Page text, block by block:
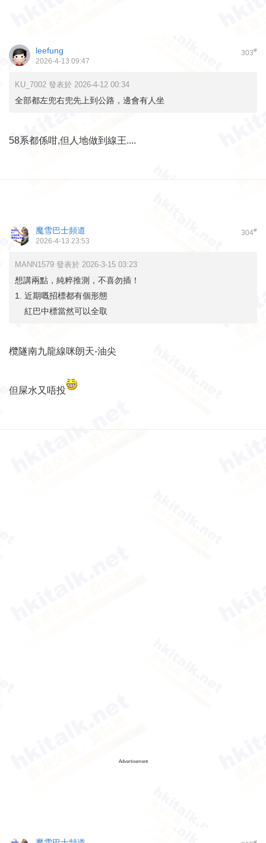
303#
leefung
2026-4-13 09:47
KU_7002 發表於 2026-4-12 00:34
全部都左兜右兜先上到公路，邊會有人坐
58系都係咁,但人地做到線王....
304#
魔雪巴士頻道
2026-4-13 23:53
MANN1579 發表於 2026-3-15 03:23
想講兩點，純粹推測，不喜勿插！
1. 近期嘅招標都有個形態
紅巴中標當然可以全取
欖隧南九龍線咪朗天-油尖
但屎水又唔投
Advertisement